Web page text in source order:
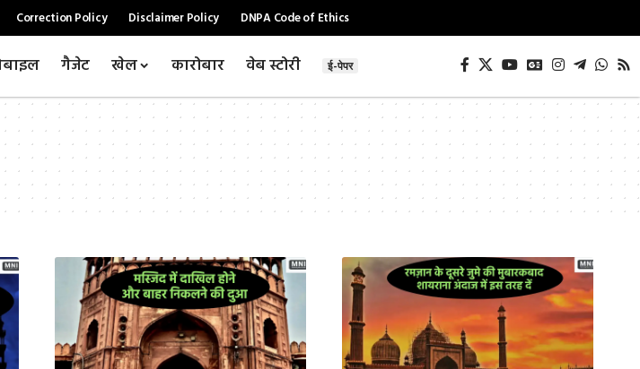
Correction Policy Disclaimer Policy DNPA Code of Ethics
गैजेट खेल कारोबार वेब स्टोरी ई-पेपर